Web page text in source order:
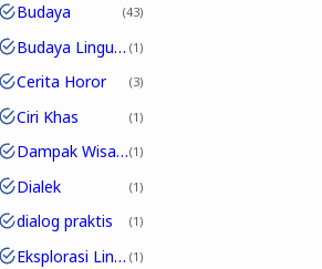
Budaya 43
Budaya Linguistik 1
Cerita Horor 3
Ciri Khas 1
Dampak Wisata 1
Dialek 1
dialog praktis 1
Eksplorasi Linguistik 1